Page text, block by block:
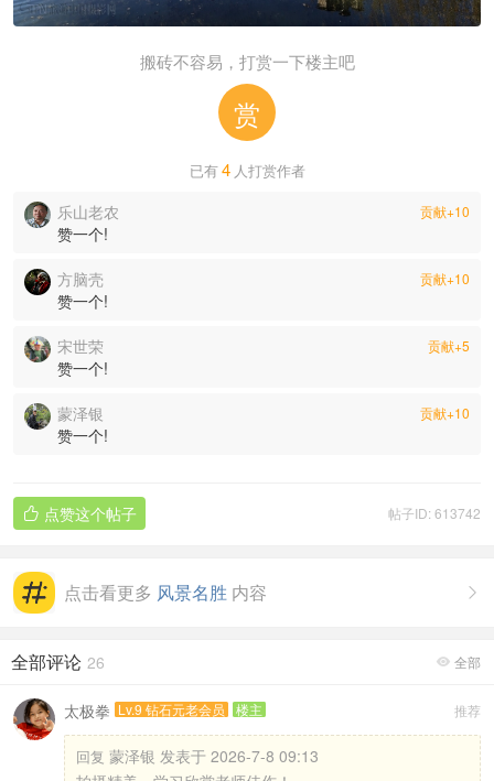
搬砖不容易，打赏一下楼主吧
赏
已有4 人打赏作者
贡献+10
乐山老农
赞一个!
贡献+10
方脑壳
赞一个!
贡献+5
宋世荣
赞一个!
贡献+10
蒙泽银
赞一个!
帖子ID: 613742
 点赞这个帖子

点击看更多 风景名胜 内容
 全部
全部评论 26
推荐
太极拳 Lv.9 钻石元老会员 楼主
回复 蒙泽银 发表于 2026-7-8 09:13